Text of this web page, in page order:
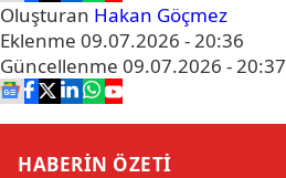
Oluşturan Hakan Göçmez
Eklenme 09.07.2026 - 20:36
Güncellenme 09.07.2026 - 20:37
HABERİN ÖZETİ